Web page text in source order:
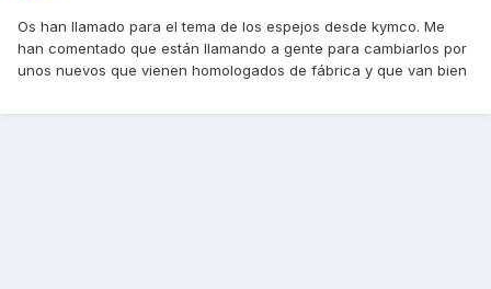
Os han llamado para el tema de los espejos desde kymco. Me
han comentado que están llamando a gente para cambiarlos por
unos nuevos que vienen homologados de fábrica y que van bien